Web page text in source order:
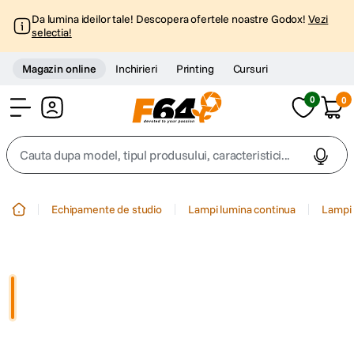
Da lumina ideilor tale! Descopera ofertele noastre Godox! Vezi
selectia!
Magazin online Inchirieri Printing Cursuri
0 0
Cauta dupa model, tipul produsului, caracteristici...
Echipamente de studio Lampi lumina continua